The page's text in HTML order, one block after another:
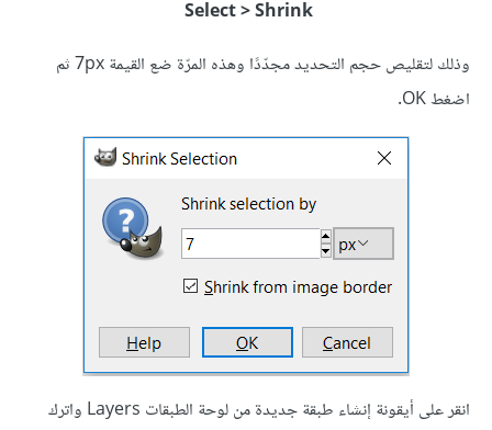
Select > Shrink
وذلك لتقليص حجم التحديد مجدّدًا وهذه المرّة ضع القيمة 7px ثم
اضغط OK.
انقر على أيقونة إنشاء طبقة جديدة من لوحة الطبقات Layers واترك